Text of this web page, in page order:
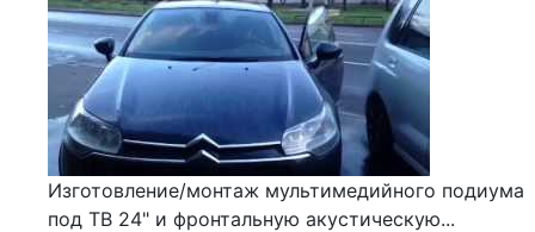
Изготовление/монтаж мультимедийного подиума
под ТВ 24" и фронтальную акустическую...